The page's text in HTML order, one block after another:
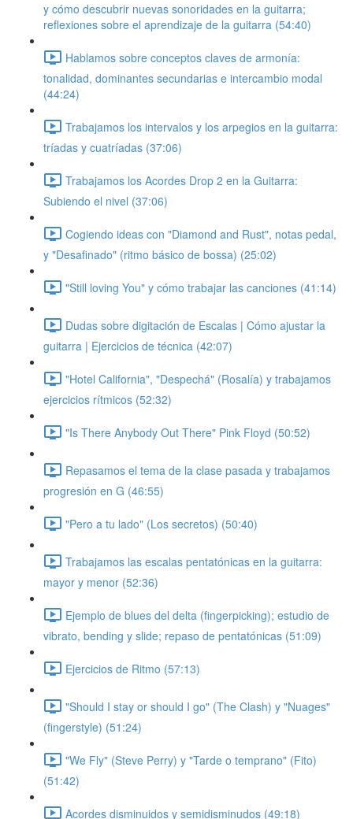
y cómo descubrir nuevas sonoridades en la guitarra;
reflexiones sobre el aprendizaje de la guitarra (54:40)
Hablamos sobre conceptos claves de armonía:
tonalidad, dominantes secundarias e intercambio modal
(44:24)
Trabajamos los intervalos y los arpegios en la guitarra:
tríadas y cuatríadas (37:06)
Trabajamos los Acordes Drop 2 en la Guitarra:
Subiendo el nivel (37:06)
Cogiendo ideas con "Diamond and Rust", notas pedal,
y "Desafinado" (ritmo básico de bossa) (25:02)
"Still loving You" y cómo trabajar las canciones (41:14)
Dudas sobre digitación de Escalas | Cómo ajustar la
guitarra | Ejercicios de técnica (42:07)
"Hotel California", "Despechá" (Rosalía) y trabajamos
ejercicios rítmicos (52:32)
"Is There Anybody Out There" Pink Floyd (50:52)
Repasamos el tema de la clase pasada y trabajamos
progresión en G (46:55)
"Pero a tu lado" (Los secretos) (50:40)
Trabajamos las escalas pentatónicas en la guitarra:
mayor y menor (52:36)
Ejemplo de blues del delta (fingerpicking); estudio de
vibrato, bending y slide; repaso de pentatónicas (51:09)
Ejercicios de Ritmo (57:13)
"Should I stay or should I go" (The Clash) y "Nuages"
(fingerstyle) (51:24)
"We Fly" (Steve Perry) y "Tarde o temprano" (Fito)
(51:42)
Acordes disminuidos y semidisminudos (49:18)